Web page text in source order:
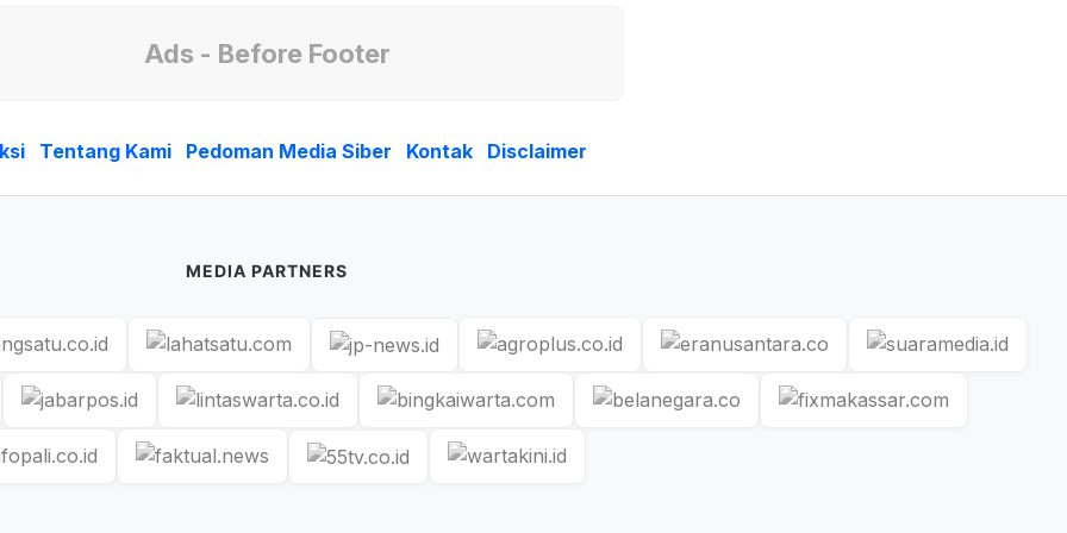
Ads - Before Footer
Tentang Kami Pedoman Media Siber Kontak Disclaimer
MEDIA PARTNERS